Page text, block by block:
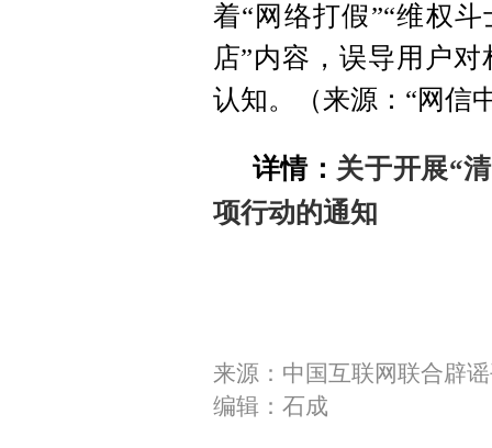
着“网络打假”“维权
店”内容，误导用户
认知。（来源：“网信
详情： 关于开展“
项行动的通知
来源：中国互联网联合辟
编辑：石成